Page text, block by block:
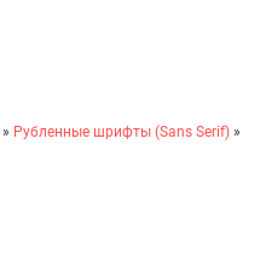
» Рубленные шрифты (Sans Serif) »